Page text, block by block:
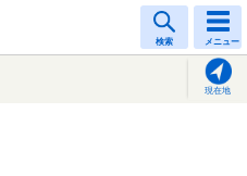
検索 メニュー
現在地